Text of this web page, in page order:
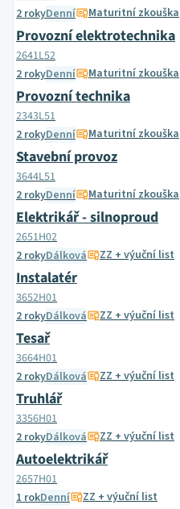
2 rokyDenní Maturitní zkouška
Provozní elektrotechnika
2641L52
2 rokyDenní Maturitní zkouška
Provozní technika
2343L51
2 rokyDenní Maturitní zkouška
Stavební provoz
3644L51
2 rokyDenní Maturitní zkouška
Elektrikář - silnoproud
2651H02
2 rokyDálková ZZ + výuční list
Instalatér
3652H01
2 rokyDálková ZZ + výuční list
Tesař
3664H01
2 rokyDálková ZZ + výuční list
Truhlář
3356H01
2 rokyDálková ZZ + výuční list
Autoelektrikář
2657H01
1 rokDenní ZZ + výuční list